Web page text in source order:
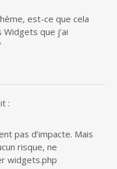
est-ce que cela
que j’ai
:
pas d’impacte. Mais
risque, ne
widgets.php